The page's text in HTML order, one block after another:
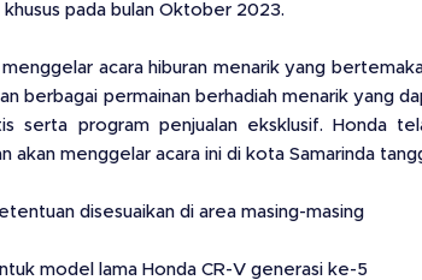
khusus pada bulan Oktober 2023.
menggelar acara hiburan menarik yang
berbagai permainan berhadiah menarik yang
serta program penjualan eksklusif. Honda
akan menggelar acara ini di kota Samarinda
disesuaikan di area masing-masing
model lama Honda CR-V generasi ke-5